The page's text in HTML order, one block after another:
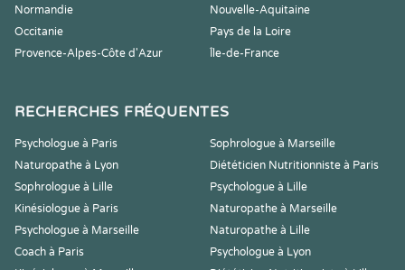
Normandie
Nouvelle-Aquitaine
Occitanie
Pays de la Loire
Provence-Alpes-Côte d'Azur
Île-de-France
RECHERCHES FRÉQUENTES
Psychologue à Paris
Sophrologue à Marseille
Naturopathe à Lyon
Diététicien Nutritionniste à Paris
Sophrologue à Lille
Psychologue à Lille
Kinésiologue à Paris
Naturopathe à Marseille
Psychologue à Marseille
Naturopathe à Lille
Coach à Paris
Psychologue à Lyon